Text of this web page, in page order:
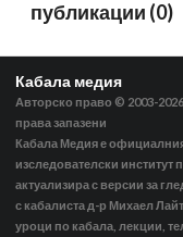
публикации (0)
Кабала медия
Авторско право © 2003-2026
права запазени
Кабала Медия е
изследователски институт
актуализира с версии за
с кабалиста д-р Михаел
уроци по кабала, лекции,